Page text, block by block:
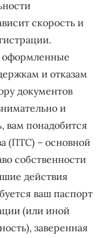
скорость и
оформленные
и отказам
документов
и
вам понадобится
(ПТС) – основной
собственности
действия
ваш паспорт
(или иной
заверенная